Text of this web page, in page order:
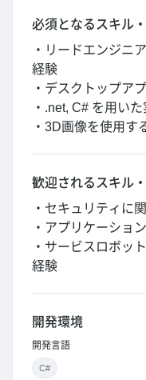
必須となるスキル
・リードエンジニ
経験
・デスクトップア
・.net, C# を用い
・3D画像を使用す
歓迎されるスキル
・セキュリティに
・アプリケーショ
・サービスロボッ
経験
開発環境
開発言語
C#